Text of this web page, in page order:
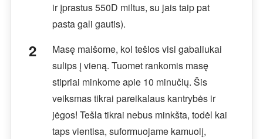
ir įprastus 550D miltus, su jais taip pat
pasta gali gautis).
Masę maišome, kol tešlos visi gabaliukai
sulips į vieną. Tuomet rankomis masę
stipriai minkome apie 10 minučių. Šis
veiksmas tikrai pareikalaus kantrybės ir
jėgos! Tešla tikrai nebus minkšta, todėl kai
taps vientisa, suformuojame kamuolį,